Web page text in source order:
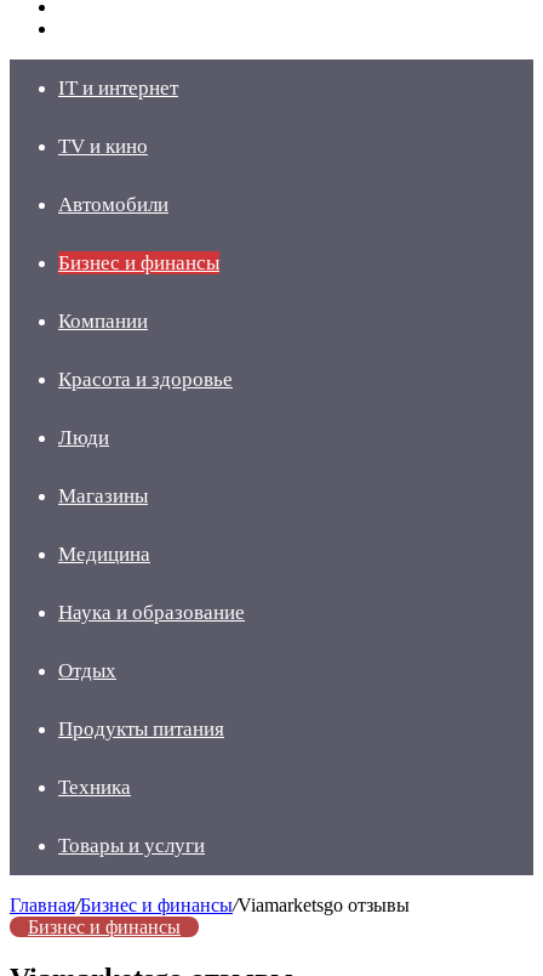
IT и интернет
TV и кино
Автомобили
Бизнес и финансы
Компании
Красота и здоровье
Люди
Магазины
Медицина
Наука и образование
Отдых
Продукты питания
Техника
Товары и услуги
Главная/Бизнес и финансы/Viamarketsgo отзывы
Бизнес и финансы